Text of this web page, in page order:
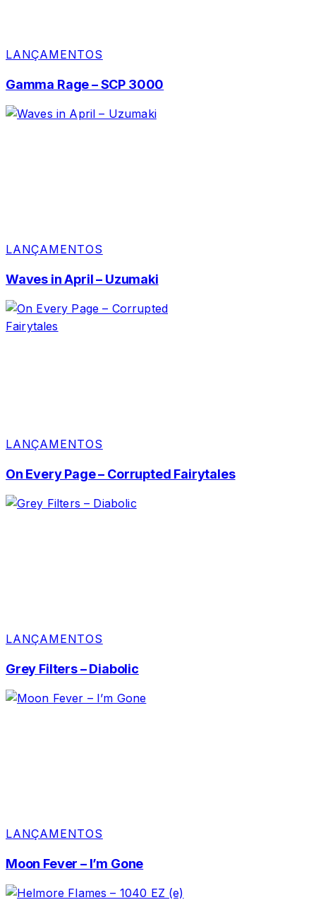
LANÇAMENTOS
Gamma Rage – SCP 3000
LANÇAMENTOS
Waves in April – Uzumaki
LANÇAMENTOS
On Every Page – Corrupted Fairytales
LANÇAMENTOS
Grey Filters – Diabolic
LANÇAMENTOS
Moon Fever – I’m Gone